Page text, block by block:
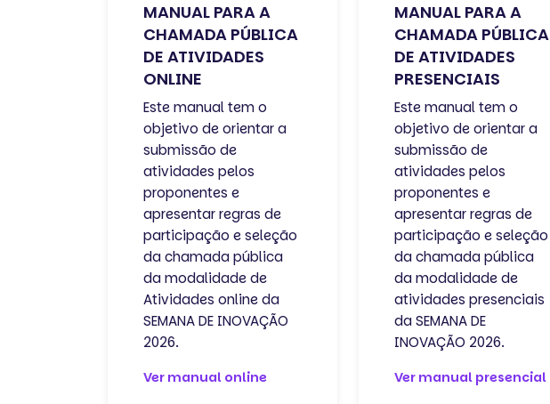
MANUAL PARA A
CHAMADA PÚBLICA
DE ATIVIDADES
ONLINE
Este manual tem o
objetivo de orientar a
submissão de
atividades pelos
proponentes e
apresentar regras de
participação e seleção
da chamada pública
da modalidade de
Atividades online da
SEMANA DE INOVAÇÃO
2026.
Ver manual online
MANUAL PARA A
CHAMADA PÚBLICA
DE ATIVIDADES
PRESENCIAIS
Este manual tem o
objetivo de orientar a
submissão de
atividades pelos
proponentes e
apresentar regras de
participação e seleção
da chamada pública
da modalidade de
atividades presenciais
da SEMANA DE
INOVAÇÃO 2026.
Ver manual presencial